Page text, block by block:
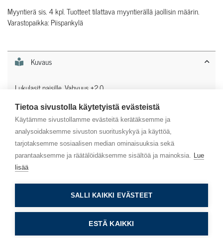
Tietoa sivustolla käytetyistä evästeistä
Käytämme sivustollamme evästeitä kerätäksemme ja
analysoidaksemme sivuston suorituskykyä ja käyttöä,
tarjotaksemme sosiaalisen median ominaisuuksia sekä
parantaaksemme ja räätälöidäksemme sisältöä ja mainoksia. Lue
lisää
SALLI KAIKKI EVÄSTEET
ESTÄ KAIKKI
Myyntierä sis. 4 kpl. Tuotteet tilattava myyntierällä jaollisin määrin.
Varastopaikka: Piispankylä
Kuvaus
Lukulasit naisille. Vahvuus +2.0
Lisätiedot